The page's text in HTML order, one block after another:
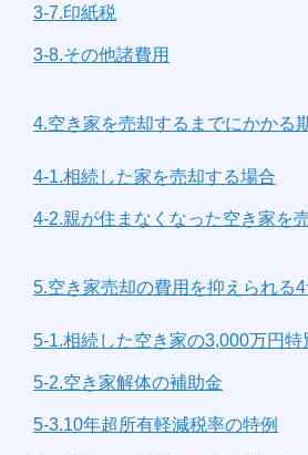
3-7.印紙税
3-8.その他諸費用
4.空き家を売却するまでにかかる
4-1.相続した家を売却する場合
4-2.親が住まなくなった空き家を
5.空き家売却の費用を抑えられる
5-1.相続した空き家の3,000万円特
5-2.空き家解体の補助金
5-3.10年超所有軽減税率の特例